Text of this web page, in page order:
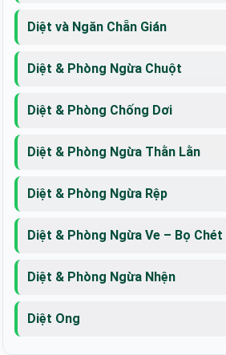
Diệt và Ngăn Chẵn Gián
Diệt & Phòng Ngừa Chuột
Diệt & Phòng Chống Dơi
Diệt & Phòng Ngừa Thằn Lằn
Diệt & Phòng Ngừa Rệp
Diệt & Phòng Ngừa Ve – Bọ Chét
Diệt & Phòng Ngừa Nhện
Diệt Ong